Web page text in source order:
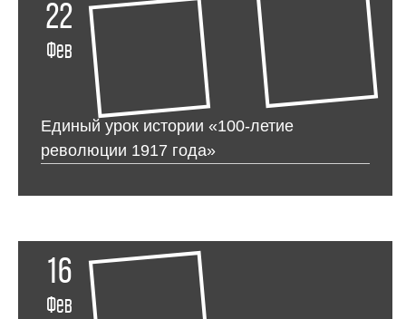
22
Фев
Единый урок истории «100-летие
революции 1917 года»
16
Фев